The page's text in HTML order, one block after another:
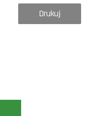
Drukuj